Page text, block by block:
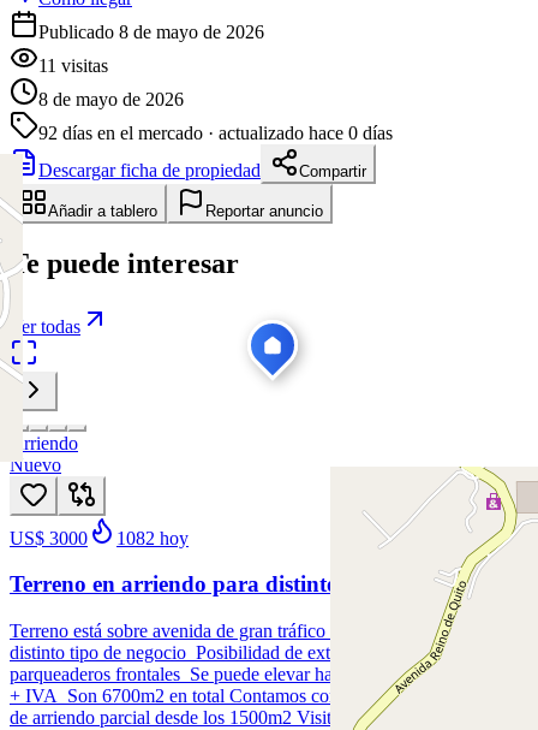
Publicado 8 de mayo de 2026
11 visitas
8 de mayo de 2026
92 días en el mercado · actualizado hace 0 días
Descargar ficha de propiedad
Compartir
Añadir a tablero Reportar anuncio
Te puede interesar
Ver todas
Arriendo
Nuevo
US$ 3000 1082 hoy
Terreno en arriendo para distinto tipo de negocio
Terreno está sobre avenida de gran tráfico vehicular Ideal para
distinto tipo de negocio Posibilidad de extensa playa de
parqueaderos frontales Se puede elevar hasta 3 pisos Valor $3000
+ IVA Son 6700m2 en total Contamos con flexibilidad y la opción
de arriendo parcial desde los 1500m2 Visita previa cita